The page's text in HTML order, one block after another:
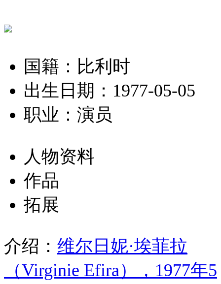
国籍：比利时
出生日期：1977-05-05
职业：演员
人物资料
作品
拓展
介绍： 维尔日妮·埃菲拉
（Virginie Efira），1977年5